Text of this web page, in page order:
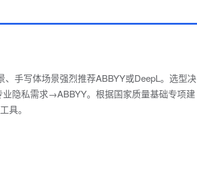
手写体场景强烈推荐ABBYY或DeepL。选型决
隐私需求→ABBYY。根据国家质量基础专项建
具。